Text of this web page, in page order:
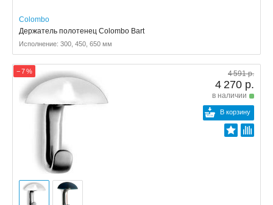
Colombo
Держатель полотенец Colombo Bart
Исполнение: 300, 450, 650 мм
− 7 % 4 591 р.
4 270 р.
в наличии
В корзину